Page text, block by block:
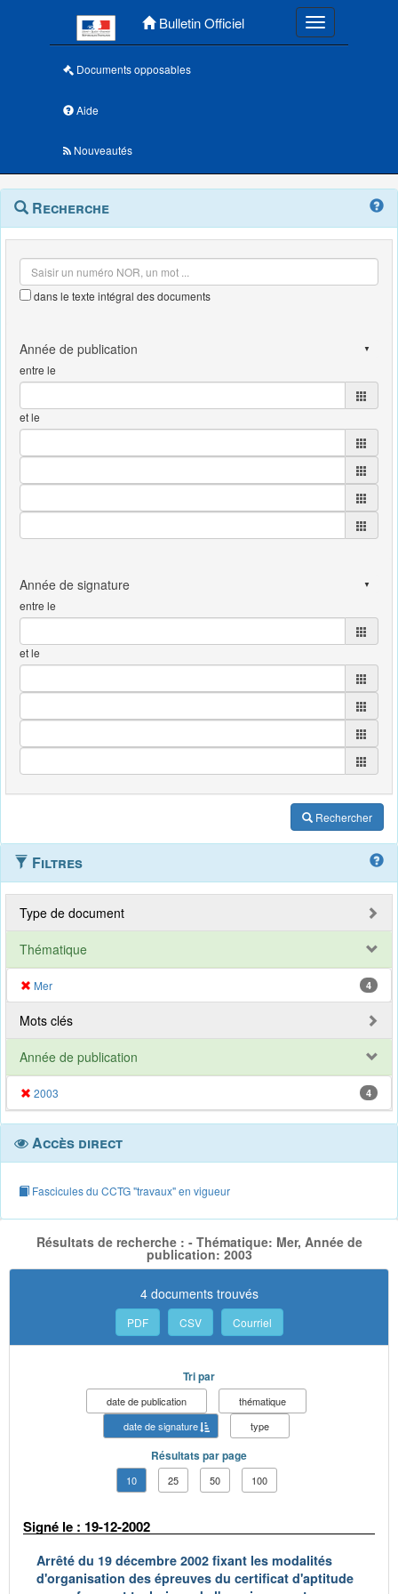
Bulletin Officiel Toggle
Documents opposables
Aide
Nouveautés
Navigation
outils
Menu
contextuel
Recherche
dans le texte intégral des documents
entre le
et le
entre le
et le
Rechercher
Filtres
Type de document
Thématique
Mer 4
Mots clés
Année de publication
2003 4
Accès direct
Fascicules du CCTG "travaux" en vigueur
Résultats de recherche : - Thématique: Mer, Année de
publication: 2003
4 documents trouvés
PDF CSV Courriel
Tri par
date de publication
thématique
date de signature
type
Résultats par page
10 25 50 100
Signé le : 19-12-2002
Arrêté du 19 décembre 2002 fixant les modalités
d'organisation des épreuves du certificat d'aptitude